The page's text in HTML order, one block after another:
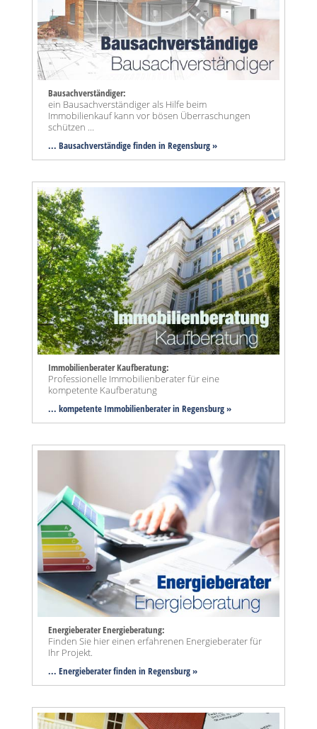
Bausachverständiger:
ein Bausachverständiger als Hilfe beim
Immobilienkauf kann vor bösen Überraschungen
schützen ...
... Bausachverständige finden in Regensburg »
Immobilienberater Kaufberatung:
Professionelle Immobilienberater für eine
kompetente Kaufberatung
... kompetente Immobilienberater in Regensburg »
Energieberater Energieberatung:
Finden Sie hier einen erfahrenen Energieberater für
Ihr Projekt.
... Energieberater finden in Regensburg »